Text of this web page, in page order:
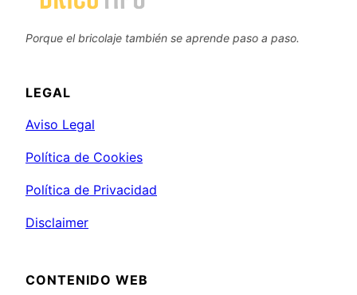
Porque el bricolaje también se aprende paso a paso.
LEGAL
Aviso Legal
Política de Cookies
Política de Privacidad
Disclaimer
CONTENIDO WEB